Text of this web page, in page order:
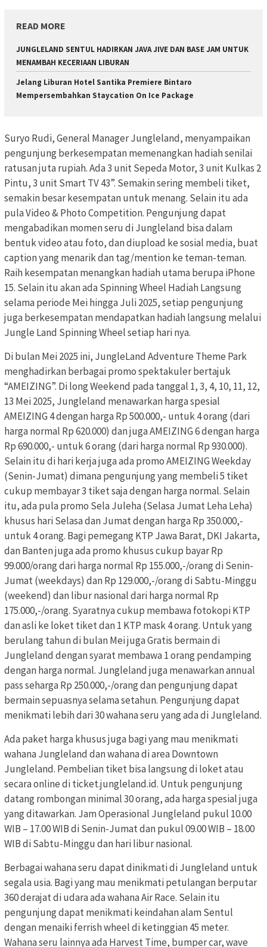
READ MORE
JUNGLELAND SENTUL HADIRKAN JAVA JIVE DAN BASE JAM UNTUK
MENAMBAH KECERIAAN LIBURAN
Jelang Liburan Hotel Santika Premiere Bintaro
Mempersembahkan Staycation On Ice Package
Suryo Rudi, General Manager Jungleland, menyampaikan
pengunjung berkesempatan memenangkan hadiah senilai
ratusan juta rupiah. Ada 3 unit Sepeda Motor, 3 unit Kulkas 2
Pintu, 3 unit Smart TV 43”. Semakin sering membeli tiket,
semakin besar kesempatan untuk menang. Selain itu ada
pula Video & Photo Competition. Pengunjung dapat
mengabadikan momen seru di Jungleland bisa dalam
bentuk video atau foto, dan diupload ke sosial media, buat
caption yang menarik dan tag/mention ke teman-teman.
Raih kesempatan menangkan hadiah utama berupa iPhone
15. Selain itu akan ada Spinning Wheel Hadiah Langsung
selama periode Mei hingga Juli 2025, setiap pengunjung
juga berkesempatan mendapatkan hadiah langsung melalui
Jungle Land Spinning Wheel setiap hari nya.
Di bulan Mei 2025 ini, JungleLand Adventure Theme Park
menghadirkan berbagai promo spektakuler bertajuk
“AMEIZING”. Di long Weekend pada tanggal 1, 3, 4, 10, 11, 12,
13 Mei 2025, Jungleland menawarkan harga spesial
AMEIZING 4 dengan harga Rp 500.000,- untuk 4 orang (dari
harga normal Rp 620.000) dan juga AMEIZING 6 dengan harga
Rp 690.000,- untuk 6 orang (dari harga normal Rp 930.000).
Selain itu di hari kerja juga ada promo AMEIZING Weekday
(Senin-Jumat) dimana pengunjung yang membeli 5 tiket
cukup membayar 3 tiket saja dengan harga normal. Selain
itu, ada pula promo Sela Juleha (Selasa Jumat Leha Leha)
khusus hari Selasa dan Jumat dengan harga Rp 350.000,-
untuk 4 orang. Bagi pemegang KTP Jawa Barat, DKI Jakarta,
dan Banten juga ada promo khusus cukup bayar Rp
99.000/orang dari harga normal Rp 155.000,-/orang di Senin-
Jumat (weekdays) dan Rp 129.000,-/orang di Sabtu-Minggu
(weekend) dan libur nasional dari harga normal Rp
175.000,-/orang. Syaratnya cukup membawa fotokopi KTP
dan asli ke loket tiket dan 1 KTP mask 4 orang. Untuk yang
berulang tahun di bulan Mei juga Gratis bermain di
Jungleland dengan syarat membawa 1 orang pendamping
dengan harga normal. Jungleland juga menawarkan annual
pass seharga Rp 250.000,-/orang dan pengunjung dapat
bermain sepuasnya selama setahun. Pengunjung dapat
menikmati lebih dari 30 wahana seru yang ada di Jungleland.
Ada paket harga khusus juga bagi yang mau menikmati
wahana Jungleland dan wahana di area Downtown
Jungleland. Pembelian tiket bisa langsung di loket atau
secara online di ticket.jungleland.id. Untuk pengunjung
datang rombongan minimal 30 orang, ada harga spesial juga
yang ditawarkan. Jam Operasional Jungleland pukul 10.00
WIB – 17.00 WIB di Senin-Jumat dan pukul 09.00 WIB – 18.00
WIB di Sabtu-Minggu dan hari libur nasional.
Berbagai wahana seru dapat dinikmati di Jungleland untuk
segala usia. Bagi yang mau menikmati petulangan berputar
360 derajat di udara ada wahana Air Race. Selain itu
pengunjung dapat menikmati keindahan alam Sentul
dengan menaiki ferrish wheel di ketinggian 45 meter.
Wahana seru lainnya ada Harvest Time, bumper car, wave